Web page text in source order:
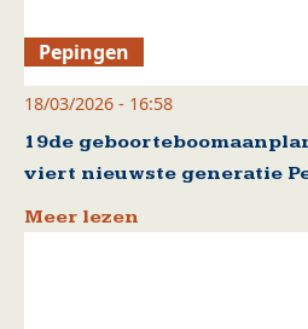
Pepingen
18/03/2026 - 16:58
19de
viert nieuwste generatie
Meer lezen